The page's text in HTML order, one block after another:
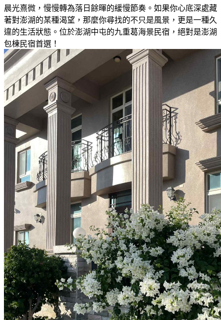
晨光熹微，慢慢轉為落日餘暉的緩慢節奏。如果你心底深處藏
著對澎湖的某種渴望，那麼你尋找的不只是風景，更是一種久
違的生活狀態。位於澎湖中屯的九重葛海景民宿，絕對是澎湖
包棟民宿首選！